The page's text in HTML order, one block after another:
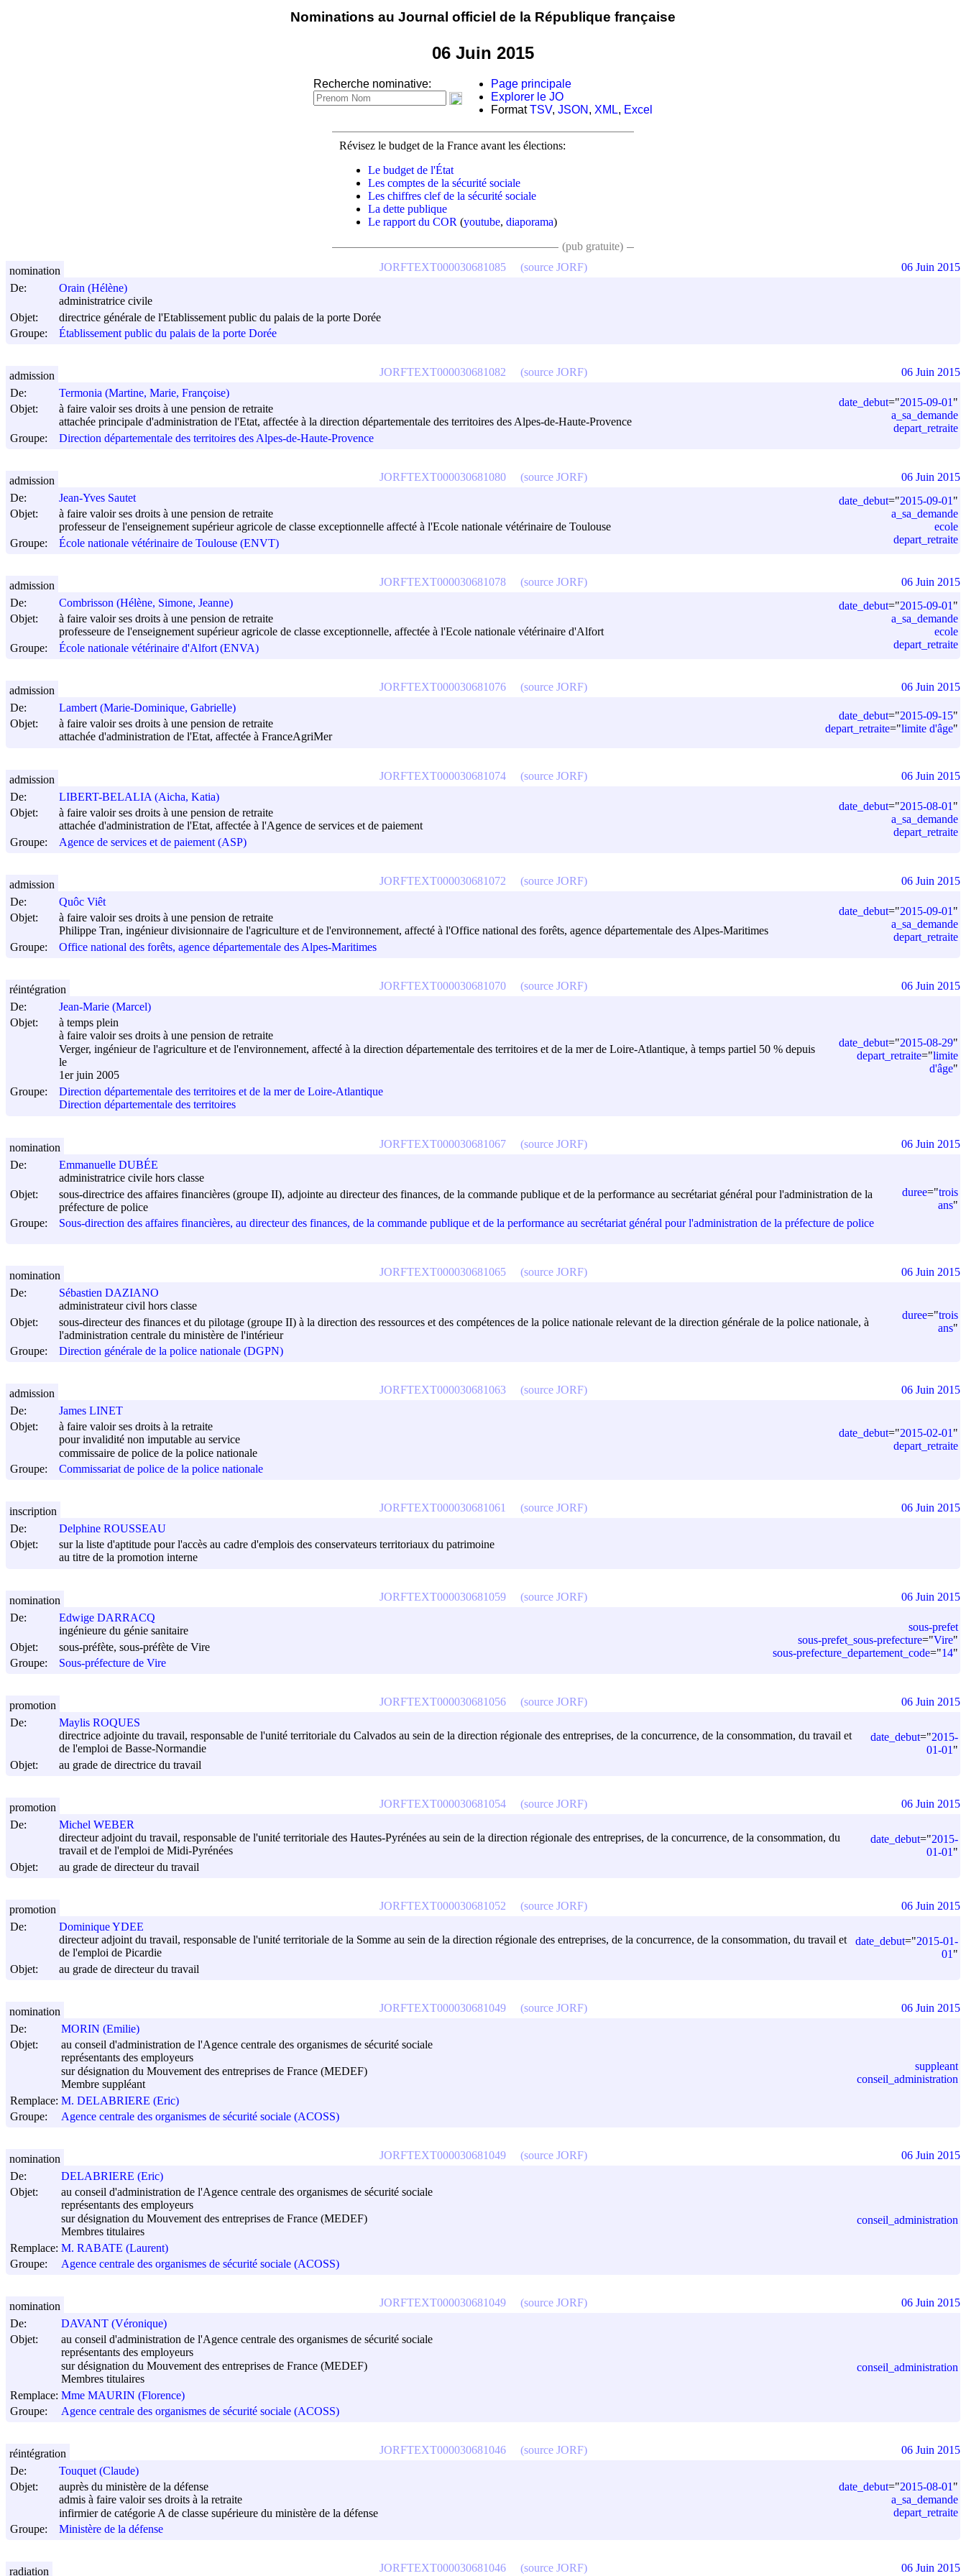
Nominations au Journal officiel de la République française
06 Juin 2015
Recherche nominative:
Page principale
Explorer le JO
FormatTSV, JSON , XML, Excel
Révisez le budget de la France avant les élections:
Le budget de l'État
Les comptes de la sécurité sociale
Les chiffres clef de la sécurité sociale
La dette publique
Le rapport du COR (youtube, diaporama)
(pub gratuite)
De:
Orain (Hélène)
administratrice civile
Objet:
directrice générale de l'Etablissement public du palais de la porte Dorée
Groupe:
Établissement public du palais de la porte Dorée
JORFTEXT000030681085 (source JORF)
nomination 06 Juin 2015
De:
Termonia (Martine, Marie, Françoise)
Objet:
à faire valoir ses droits à une pension de retraite
attachée principale d'administration de l'Etat, affectée à la direction départementale des territoires des Alpes-de-Haute-Provence
Groupe:
Direction départementale des territoires des Alpes-de-Haute-Provence
date_debut="2015-09-01 "
a_sa_demande
depart_retraite
JORFTEXT000030681082 (source JORF)
admission 06 Juin 2015
De:
Jean-Yves Sautet
Objet:
à faire valoir ses droits à une pension de retraite
professeur de l'enseignement supérieur agricole de classe exceptionnelle affecté à l'Ecole nationale vétérinaire de Toulouse
Groupe:
École nationale vétérinaire de Toulouse (ENVT)
date_debut="2015-09-01 "
a_sa_demande
ecole
depart_retraite
JORFTEXT000030681080 (source JORF)
admission 06 Juin 2015
De:
Combrisson (Hélène, Simone, Jeanne)
Objet:
à faire valoir ses droits à une pension de retraite
professeure de l'enseignement supérieur agricole de classe exceptionnelle, affectée à l'Ecole nationale vétérinaire d'Alfort
Groupe:
École nationale vétérinaire d'Alfort (ENVA)
date_debut="2015-09-01 "
a_sa_demande
ecole
depart_retraite
JORFTEXT000030681078 (source JORF)
admission 06 Juin 2015
De:
Lambert (Marie-Dominique, Gabrielle)
Objet:
à faire valoir ses droits à une pension de retraite
attachée d'administration de l'Etat, affectée à FranceAgriMer
date_debut="2015-09-15"
depart_retraite="limite d'âge"
JORFTEXT000030681076 (source JORF)
admission 06 Juin 2015
De:
LIBERT-BELALIA (Aicha, Katia)
Objet:
à faire valoir ses droits à une pension de retraite
attachée d'administration de l'Etat, affectée à l'Agence de services et de paiement
Groupe:
Agence de services et de paiement (ASP)
date_debut="2015-08-01 "
a_sa_demande
depart_retraite
JORFTEXT000030681074 (source JORF)
admission 06 Juin 2015
De:
Quôc Viêt
Objet:
à faire valoir ses droits à une pension de retraite
Philippe Tran, ingénieur divisionnaire de l'agriculture et de l'environnement, affecté à l'Office national des forêts, agence départementale des Alpes-Maritimes
Groupe:
Office national des forêts, agence départementale des Alpes-Maritimes
date_debut="2015-09-01 "
a_sa_demande
depart_retraite
JORFTEXT000030681072 (source JORF)
admission 06 Juin 2015
De:
Jean-Marie (Marcel)
Objet:
à temps plein
à faire valoir ses droits à une pension de retraite
Verger, ingénieur de l'agriculture et de l'environnement, affecté à la direction départementale des territoires et de la mer de Loire-Atlantique, à temps partiel 50 % depuis
le
1er juin 2005
Groupe:
Direction départementale des territoires et de la mer de Loire-Atlantique
Direction départementale des territoires
date_debut="2015-08-29"
depart_retraite="limite
d'âge"
JORFTEXT000030681070 (source JORF)
réintégration 06 Juin 2015
De:
Emmanuelle DUBÉE
administratrice civile hors classe
Objet:
sous-directrice des affaires financières (groupe II), adjointe au directeur des finances, de la commande publique et de la performance au secrétariat général pour l'administration de la
préfecture de police
Groupe:
Sous-direction des affaires financières, au directeur des finances, de la commande publique et de la performance au secrétariat général pour l'administration de la préfecture de police
duree="trois
ans"
JORFTEXT000030681067 (source JORF)
nomination 06 Juin 2015
De:
Sébastien DAZIANO
administrateur civil hors classe
Objet:
sous-directeur des finances et du pilotage (groupe II) à la direction des ressources et des compétences de la police nationale relevant de la direction générale de la police nationale, à
l'administration centrale du ministère de l'intérieur
Groupe:
Direction générale de la police nationale (DGPN)
duree="trois
ans"
JORFTEXT000030681065 (source JORF)
nomination 06 Juin 2015
De:
James LINET
Objet:
à faire valoir ses droits à la retraite
pour invalidité non imputable au service
commissaire de police de la police nationale
Groupe:
Commissariat de police de la police nationale
date_debut="2015-02-01 "
depart_retraite
JORFTEXT000030681063 (source JORF)
admission 06 Juin 2015
De:
Delphine ROUSSEAU
Objet:
sur la liste d'aptitude pour l'accès au cadre d'emplois des conservateurs territoriaux du patrimoine
au titre de la promotion interne
JORFTEXT000030681061 (source JORF)
inscription 06 Juin 2015
De:
Edwige DARRACQ
ingénieure du génie sanitaire
Objet:
sous-préfète, sous-préfète de Vire
Groupe:
Sous-préfecture de Vire
sous-prefet
sous-prefet_sous-prefecture="Vire"
sous-prefecture_departement_code="14"
JORFTEXT000030681059 (source JORF)
nomination 06 Juin 2015
De:
Maylis ROQUES
directrice adjointe du travail, responsable de l'unité territoriale du Calvados au sein de la direction régionale des entreprises, de la concurrence, de la consommation, du travail et
de l'emploi de Basse-Normandie
Objet:
au grade de directrice du travail
date_debut="2015-
01-01 "
JORFTEXT000030681056 (source JORF)
promotion 06 Juin 2015
De:
Michel WEBER
directeur adjoint du travail, responsable de l'unité territoriale des Hautes-Pyrénées au sein de la direction régionale des entreprises, de la concurrence, de la consommation, du
travail et de l'emploi de Midi-Pyrénées
Objet:
au grade de directeur du travail
date_debut="2015-
01-01 "
JORFTEXT000030681054 (source JORF)
promotion 06 Juin 2015
De:
Dominique YDEE
directeur adjoint du travail, responsable de l'unité territoriale de la Somme au sein de la direction régionale des entreprises, de la concurrence, de la consommation, du travail et
de l'emploi de Picardie
Objet:
au grade de directeur du travail
date_debut="2015-01-
01 "
JORFTEXT000030681052 (source JORF)
promotion 06 Juin 2015
De:
MORIN (Emilie)
Objet:
au conseil d'administration de l'Agence centrale des organismes de sécurité sociale
représentants des employeurs
sur désignation du Mouvement des entreprises de France (MEDEF)
Membre suppléant
Remplace: M. DELABRIERE (Eric)
Groupe:
Agence centrale des organismes de sécurité sociale (ACOSS)
suppleant
conseil_administration
JORFTEXT000030681049 (source JORF)
nomination 06 Juin 2015
De:
DELABRIERE (Eric)
Objet:
au conseil d'administration de l'Agence centrale des organismes de sécurité sociale
représentants des employeurs
sur désignation du Mouvement des entreprises de France (MEDEF)
Membres titulaires
Remplace: M. RABATE (Laurent)
Groupe:
Agence centrale des organismes de sécurité sociale (ACOSS)
conseil_administration
JORFTEXT000030681049 (source JORF)
nomination 06 Juin 2015
De:
DAVANT (Véronique)
Objet:
au conseil d'administration de l'Agence centrale des organismes de sécurité sociale
représentants des employeurs
sur désignation du Mouvement des entreprises de France (MEDEF)
Membres titulaires
Remplace: Mme MAURIN (Florence)
Groupe:
Agence centrale des organismes de sécurité sociale (ACOSS)
conseil_administration
JORFTEXT000030681049 (source JORF)
nomination 06 Juin 2015
De:
Touquet (Claude)
Objet:
auprès du ministère de la défense
admis à faire valoir ses droits à la retraite
infirmier de catégorie A de classe supérieure du ministère de la défense
Groupe:
Ministère de la défense
date_debut="2015-08-01 "
a_sa_demande
depart_retraite
JORFTEXT000030681046 (source JORF)
réintégration 06 Juin 2015
JORFTEXT000030681046 (source JORF)
radiation 06 Juin 2015